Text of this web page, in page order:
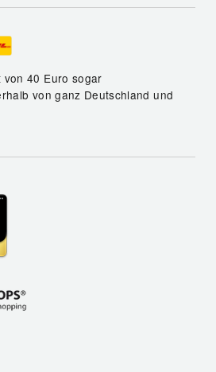
von 40 Euro sogar
von ganz Deutschland und